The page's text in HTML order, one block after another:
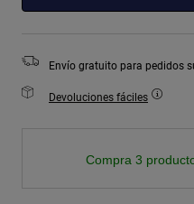
Envío gratuito para pedidos
Devoluciones fáciles
Compra 3